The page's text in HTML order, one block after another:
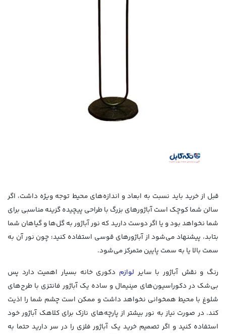
قبل از خرید باید نسبت به ابعاد و اندازه‌های محیط توجه ویژه داشت، اگر
سالن شما کوچک است آباژورهای بزرگ با طراحی پیچیده گزینه مناسبی برای
شما نخواهد بود و یا اگر دوست دارید که نور آباژور به گل‌ها و گیاهان شما
بتابد، پیشنهاد می‌شود از آباژورهای قوسی استفاده کنید؛ چون نور آن به
سمت بالا یا به سمت پایین متمرکز می‌شود.
رنگ و نقش آباژور با سایر لوازم دکوری خانه بسیار اهمیت دارد پس
بی‌شک در دکوراسیون‌های مینیمال و ساده یک آباژور فانتزی با طرح‌های
شلوغ با محیط همخوانی نخواهد داشت و ممکن است چشم شما را اذیت
کند. در صورت نیاز به نور بیشتر از پارچه‌های نازک برای کلاهک آباژور خود
استفاده کنید و اگر تصمیم خرید یک آباژور فلزی را در سر دارید حتما به